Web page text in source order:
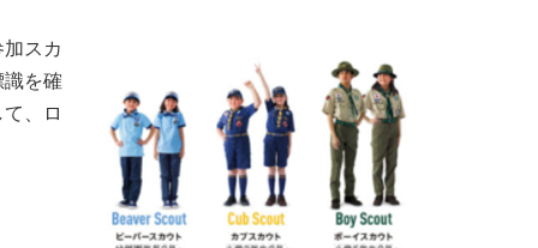
スカ
を確
、ロ